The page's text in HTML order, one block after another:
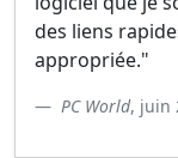
des liens
appropriée."
PC World, juin